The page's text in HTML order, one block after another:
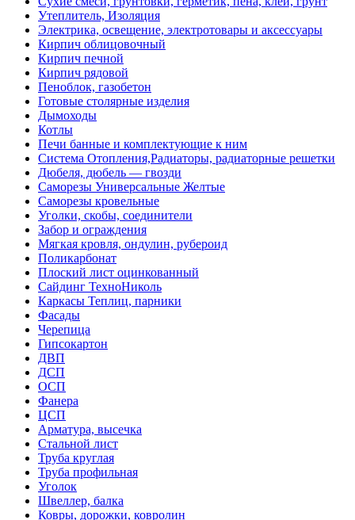
Утеплитель, Изоляция
Электрика, освещение, электротовары и аксессуары
Кирпич облицовочный
Кирпич печной
Кирпич рядовой
Пеноблок, газобетон
Готовые столярные изделия
Дымоходы
Котлы
Печи банные и комплектующие к ним
Система Отопления,Радиаторы, радиаторные решетки
Дюбеля, дюбель — гвозди
Саморезы Универсальные Желтые
Саморезы кровельные
Уголки, скобы, соединители
Забор и ограждения
Мягкая кровля, ондулин, рубероид
Поликарбонат
Плоский лист оцинкованный
Сайдинг ТехноНиколь
Каркасы Теплиц, парники
Фасады
Черепица
Гипсокартон
ДВП
ДСП
ОСП
Фанера
ЦСП
Арматура, высечка
Стальной лист
Труба круглая
Труба профильная
Уголок
Швеллер, балка
Ковры, дорожки, ковролин